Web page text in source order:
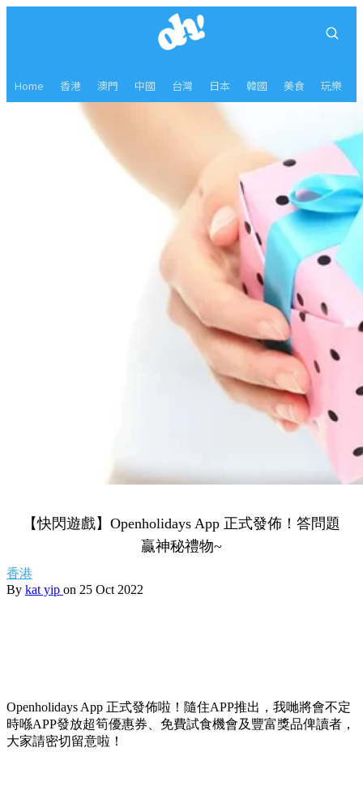
Home 香港 澳門 中國 台灣 日本 韓國 美食 玩樂
【快閃遊戲】Openholidays App 正式發佈！答問題
贏神秘禮物~
香港
By kat yip on 25 Oct 2022
Openholidays App 正式發佈啦！隨住APP推出，我哋將會不定
時喺APP發放超筍優惠券、免費試食機會及豐富獎品俾讀者，
大家請密切留意啦！